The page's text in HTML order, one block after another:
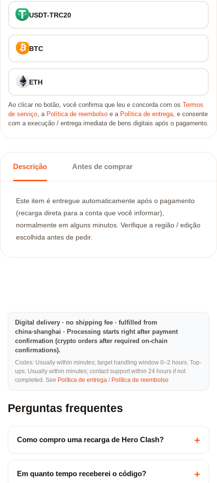
USDT-TRC20
BTC
ETH
Ao clicar no botão, você confirma que leu e concorda com os
Termos
de serviço, a Política de reembolso e a Política de entrega, e consente
com a execução / entrega imediata de bens digitais após o pagamento.
Descrição Antes de comprar
Este item é entregue automaticamente após o pagamento
(recarga direta para a conta que você informar),
normalmente em alguns minutos. Verifique a região / edição
escolhida antes de pedir.
Digital delivery · no shipping fee · fulfilled from
china·shanghai · Processing starts right after payment
confirmation (crypto orders after required on-chain
confirmations).
Codes: Usually within minutes; target handling window 0–2 hours. Top-
ups: Usually within minutes; contact support within 24 hours if not
completed. See Política de entrega / Política de reembolso
Perguntas frequentes
Como compro uma recarga de Hero Clash? +
Em quanto tempo receberei o código? +